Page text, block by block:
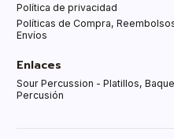
Política de privacidad
Políticas de Compra,
Envíos
Enlaces
Sour Percussion - Platillos,
Percusión